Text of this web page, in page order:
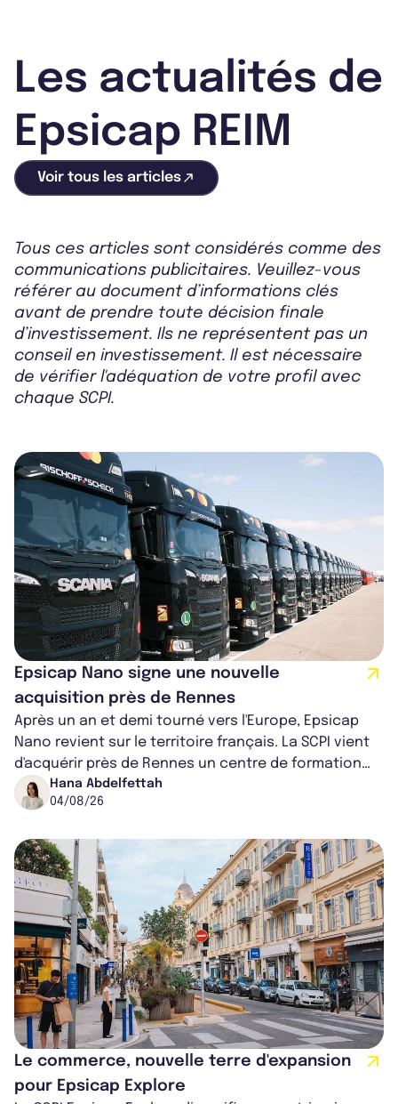
Les actualités de
Epsicap REIM
Voir tous les articles
Tous ces articles sont considérés comme des
communications publicitaires. Veuillez-vous
référer au document d’informations clés
avant de prendre toute décision finale
d’investissement. Ils ne représentent pas un
conseil en investissement. Il est nécessaire
de vérifier l'adéquation de votre profil avec
chaque SCPI.
Epsicap Nano signe une nouvelle
acquisition près de Rennes
Après un an et demi tourné vers l'Europe, Epsicap
Nano revient sur le territoire français. La SCPI vient
d'acquérir près de Rennes un centre de formation
pour conducteurs poids lou...
Hana Abdelfettah
04/08/26
Le commerce, nouvelle terre d'expansion
pour Epsicap Explore